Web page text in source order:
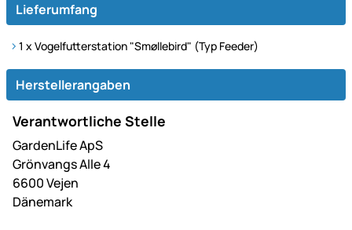
Lieferumfang
1 x Vogelfutterstation "Smøllebird" (Typ Feeder)
Herstellerangaben
Verantwortliche Stelle
GardenLife ApS
Grönvangs Alle 4
6600 Vejen
Dänemark